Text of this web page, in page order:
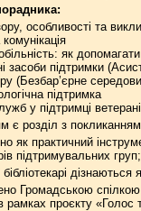
особливості та
як
засоби підтримки
(Безбар’єрне
підтримка
у підтримці
є розділ з
як практичний
підтримувальних
бібліотекарі
Громадською спілкою
проєкту «Голос